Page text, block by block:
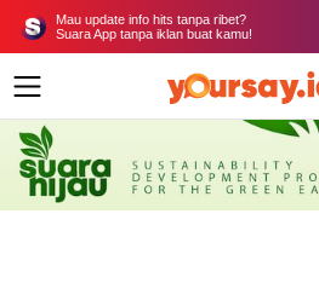
Mau update info hits tanpa ribet?
Suara App tanpa iklan buat kamu!